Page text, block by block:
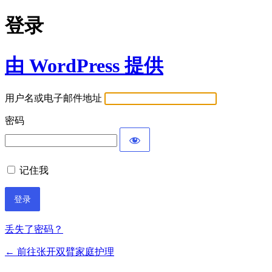
登录
由 WordPress 提供
用户名或电子邮件地址
密码
记住我
Alternative:
丢失了密码？
← 前往张开双臂家庭护理